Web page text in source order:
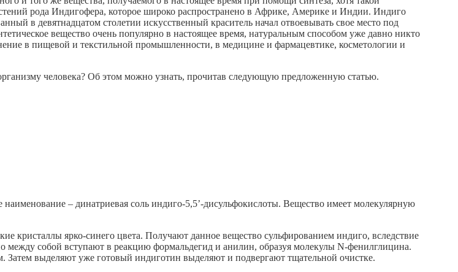
рода Индигофера, которое широко распространено в Африке, Америке и Индии. Индиго
в девятнадцатом столетии искусственный краситель начал отвоевывать свое место под
вещество очень популярно в настоящее время, натуральным способом уже давно никто
в пищевой и текстильной промышленности, в медицине и фармацевтике, косметологии и
человека? Об этом можно узнать, прочитав следующую предложенную статью.
– динатриевая соль индиго-5,5’-дисульфокислоты. Вещество имеет молекулярную
кристаллы ярко-синего цвета. Получают данное вещество сульфированием индиго, вследствие
между собой вступают в реакцию формальдегид и анилин, образуя молекулы N-фенилглицина.
выделяют уже готовый индиготин выделяют и подвергают тщательной очистке.